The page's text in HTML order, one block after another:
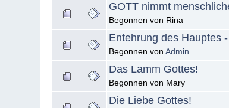
GOTT nimmt
Begonnen von Rina
Entehrung des Hauptes
Begonnen vonAdmin
Das Lamm Gottes!
Begonnen von Mary
Die Liebe Gottes!